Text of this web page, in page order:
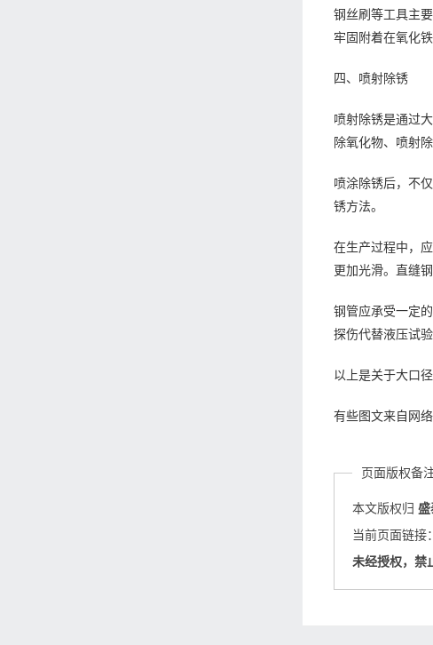
钢丝刷等工具主
牢固附着在氧化
四、喷射除锈
喷射除锈是通过
除氧化物、喷射
喷涂除锈后，不
锈方法。
在生产过程中，
更加光滑。直缝
钢管应承受一定
探伤代替液压试
以上是关于大口
有些图文来自网
页面版权备
本文版权归盛
当前页面链接
未经授权，禁